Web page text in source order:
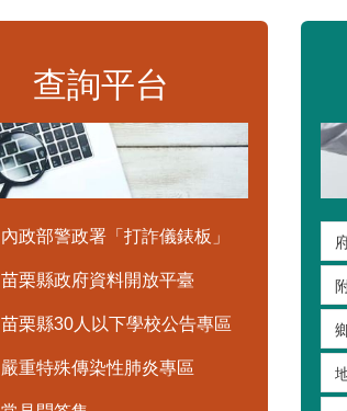
查詢平台
內政部警政署「打詐儀錶板」
苗栗縣政府資料開放平臺
苗栗縣30人以下學校公告專區
嚴重特殊傳染性肺炎專區